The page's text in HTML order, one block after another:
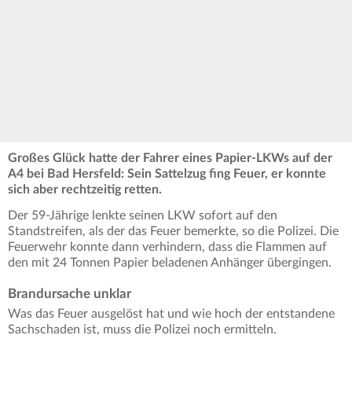
Großes Glück hatte der Fahrer eines Papier-LKWs auf der
A4 bei Bad Hersfeld: Sein Sattelzug fing Feuer, er konnte
sich aber rechtzeitig retten.
Der 59-Jährige lenkte seinen LKW sofort auf den
Standstreifen, als der das Feuer bemerkte, so die Polizei. Die
Feuerwehr konnte dann verhindern, dass die Flammen auf
den mit 24 Tonnen Papier beladenen Anhänger übergingen.
Brandursache unklar
Was das Feuer ausgelöst hat und wie hoch der entstandene
Sachschaden ist, muss die Polizei noch ermitteln.